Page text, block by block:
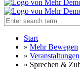
Start
» Mehr Bewegen
» Veranstaltungen
» Sprechen &